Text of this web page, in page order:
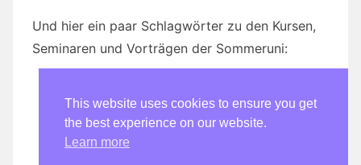
Und hier ein paar Schlagwörter zu den Kursen,
Seminaren und Vorträgen der Sommeruni:
Autonomes Fahren
Big Data
High Performance Computing
This website uses cookies to ensure you get
the best experience on our website.
Learn more